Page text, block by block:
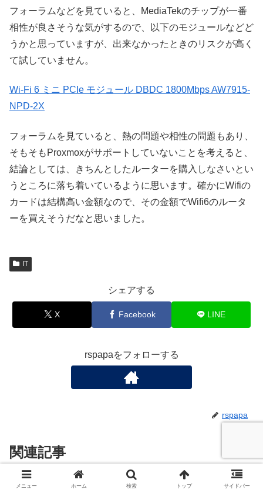
フォーラムなどを見ていると、MediaTekのチップが一番
相性が良さそうな気がするので、以下のモジュールなどど
うかと思っていますが、出来なかったときのリスクが高く
て試していません。
Wi-Fi 6 ミニ PCIe モジュール DBDC 1800Mbps AW7915-
NPD-2X
フォーラムを見ていると、熱の問題や相性の問題もあり、
そもそもProxmoxがサポートしていないことを考えると、
結論としては、きちんとしたルーターを購入しなさいとい
うところに落ち着いているように思います。確かにWifiの
カードは結構高い金額なので、その金額でWifi6のルータ
ーを買えそうだなと思いました。
IT
シェアする
X Facebook LINE
rspapaをフォローする
rspapa
関連記事
IT OpenWRTでAdguard Homeを利
メニュー ホーム 検索 トップ サイドバー